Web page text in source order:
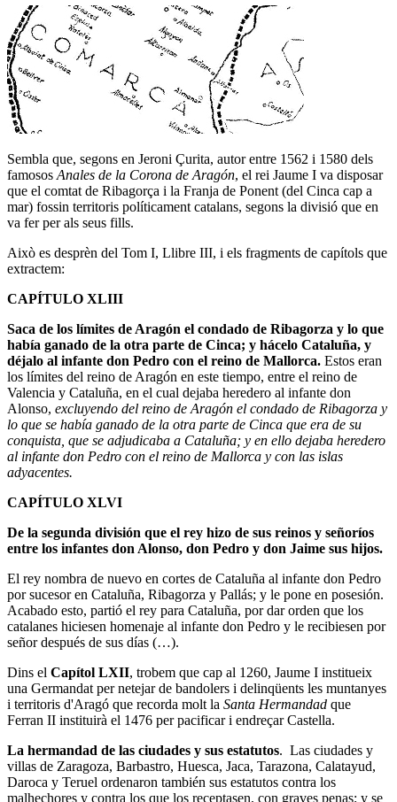
Sembla que, segons en Jeroni Çurita, autor entre 1562 i 1580 dels
famosos Anales de la Corona de Aragón, el rei Jaume I va disposar
que el comtat de Ribagorça i la Franja de Ponent (del Cinca cap a
mar) fossin territoris políticament catalans, segons la divisió que en
va fer per als seus fills.
Això es desprèn del Tom I, Llibre III, i els fragments de capítols que
extractem:
CAPÍTULO XLIII
Saca de los límites de Aragón el condado de Ribagorza y lo que
había ganado de la otra parte de Cinca; y hácelo Cataluña, y
déjalo al infante don Pedro con el reino de Mallorca. Estos eran
los límites del reino de Aragón en este tiempo, entre el reino de
Valencia y Cataluña, en el cual dejaba heredero al infante don
Alonso, excluyendo del reino de Aragón el condado de Ribagorza y
lo que se había ganado de la otra parte de Cinca que era de su
conquista, que se adjudicaba a Cataluña; y en ello dejaba heredero
al infante don Pedro con el reino de Mallorca y con las islas
adyacentes.
CAPÍTULO XLVI
De la segunda división que el rey hizo de sus reinos y señoríos
entre los infantes don Alonso, don Pedro y don Jaime sus hijos.
El rey nombra de nuevo en cortes de Cataluña al infante don Pedro
por sucesor en Cataluña, Ribagorza y Pallás; y le pone en posesión.
Acabado esto, partió el rey para Cataluña, por dar orden que los
catalanes hiciesen homenaje al infante don Pedro y le recibiesen por
señor después de sus días (…).
Dins el Capítol LXII, trobem que cap al 1260, Jaume I institueix
una Germandat per netejar de bandolers i delinqüents les muntanyes
i territoris d'Aragó que recorda molt la Santa Hermandad que
Ferran II instituirà el 1476 per pacificar i endreçar Castella.
La hermandad de las ciudades y sus estatutos. Las ciudades y
villas de Zaragoza, Barbastro, Huesca, Jaca, Tarazona, Calatayud,
Daroca y Teruel ordenaron también sus estatutos contra los
malhechores y contra los que los receptasen, con graves penas; y se